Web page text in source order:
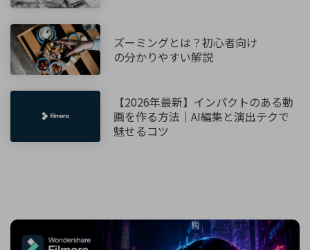
ズーミングとは？初心者向け
の分かりやすい解説
【2026年最新】インパクトのある動
画を作る方法｜AI編集と演出テクで
魅せるコツ